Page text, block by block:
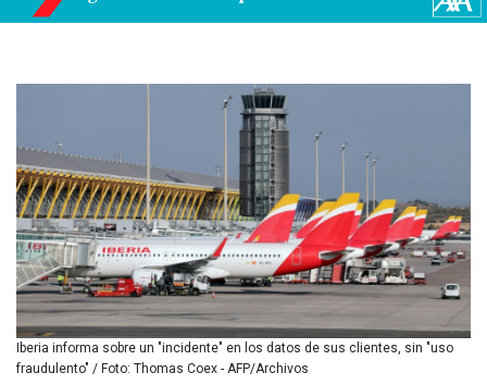
BMD 1.153523
BND 1.477975
BSD 1.153383
BTN 109.752598
BWP 15.568217
BYN 3.434433
BYR
22609.049164
BZD 2.319643
CAD 1.616126
CDF
2606.961815
CHF 0.934567
CLF 0.026734
Iberia informa sobre un "incidente" en los datos de sus clientes, sin "uso
fraudulento" / Foto: Thomas Coex - AFP/Archivos